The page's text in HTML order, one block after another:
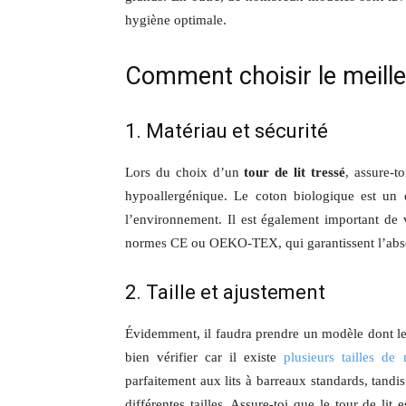
hygiène optimale.
Comment choisir le
1. Matériau et sécurité
Lors du choix d’untour de lit tressé, assure-
hypoallergénique. Le coton biologique est
l’environnement. Il est également important
normes CE ou OEKO-TEX, qui garantissent
2. Taille et ajustement
Évidemment, il faudra prendre un modèle dont
bien vérifier car il existeplusieurs tailles de
parfaitement aux lits à barreaux standards,